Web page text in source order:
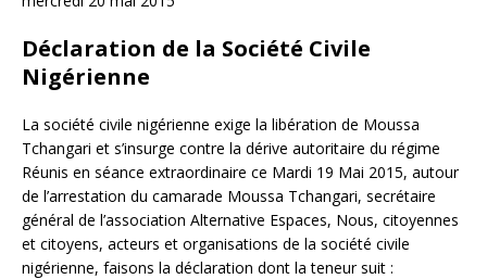
Déclaration de la Société Civile
Nigérienne
La société civile nigérienne exige la libération de Moussa
Tchangari et s’insurge contre la dérive autoritaire du régime
Réunis en séance extraordinaire ce Mardi 19 Mai 2015, autour
de l’arrestation du camarade Moussa Tchangari, secrétaire
général de l’association Alternative Espaces, Nous, citoyennes
et citoyens, acteurs et organisations de la société civile
nigérienne, faisons la déclaration dont la teneur suit :